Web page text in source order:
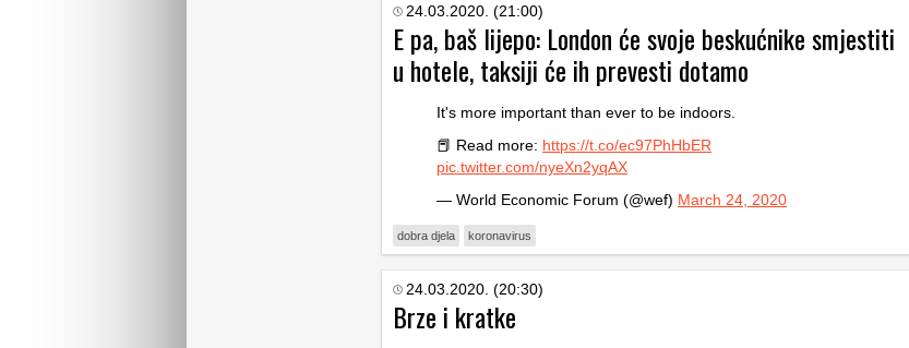
24.03.2020. (21:00)
E pa, baš lijepo: London će svoje beskućnike smjestiti
u hotele, taksiji će ih prevesti dotamo
It's more important than ever to be indoors.
📕 Read more: https://t.co/ec97PhHbER
pic.twitter.com/nyeXn2yqAX
— World Economic Forum (@wef) March 24, 2020
dobra djela koronavirus
24.03.2020. (20:30)
Brze i kratke